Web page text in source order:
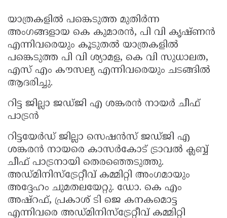
യാത്രകളിൽ പങ്കെടുത്ത മുതിർന്ന
അംഗങ്ങളായ കെ കുമാരൻ, പി വി കൃഷ്ണൻ
എന്നിവരെയും കൂടുതൽ യാത്രകളിൽ
പങ്കെടുത്ത പി വി ശ്യാമള, കെ വി സുധാലത,
എസ് എം കൗസല്യ എന്നിവരെയും ചടങ്ങിൽ
ആദരിച്ചു.
റിട്ട ജില്ലാ ജഡ്ജി എ ശങ്കരൻ നായർ ചീഫ്
പാട്രൻ
റിട്ടയേർഡ് ജില്ലാ സെഷൻസ് ജഡ്ജി എ
ശങ്കരൻ നായരെ കാസർകോട് ട്രാവൽ ക്ലബ്ബ്
ചീഫ് പാട്രനായി തെരഞ്ഞെടുത്തു.
അഡ്മിനിസ്‌ട്രേറ്റീവ് കമ്മിറ്റി അംഗമായും
അദ്ദേഹം ചുമതലയേറ്റു. ഡോ. കെ എം
അഷ്റഫ്, പ്രകാശ് ടി ജെ കനകമൊട്ട
എന്നിവരെ അഡ്മിനിസ്‌ട്രേറ്റീവ് കമ്മിറ്റി